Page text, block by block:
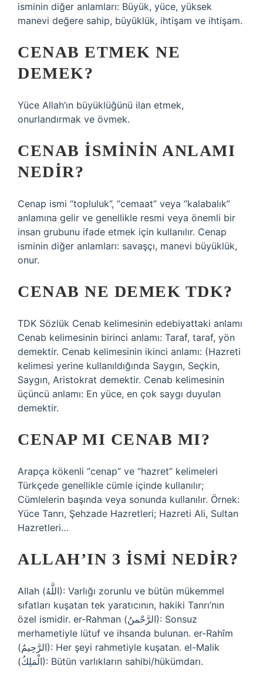
isminin diğer anlamları: Büyük, yüce, yüksek
manevi değere sahip, büyüklük, ihtişam ve ihtişam.
CENAB ETMEK NE
DEMEK?
Yüce Allah’ın büyüklüğünü ilan etmek,
onurlandırmak ve övmek.
CENAB ISMININ ANLAMI
NEDIR?
Cenap ismi “topluluk”, “cemaat” veya “kalabalık”
anlamına gelir ve genellikle resmi veya önemli bir
insan grubunu ifade etmek için kullanılır. Cenap
isminin diğer anlamları: savaşçı, manevi büyüklük,
onur.
CENAB NE DEMEK TDK?
TDK Sözlük Cenab kelimesinin edebiyattaki anlamı
Cenab kelimesinin birinci anlamı: Taraf, taraf, yön
demektir. Cenab kelimesinin ikinci anlamı: (Hazreti
kelimesi yerine kullanıldığında Saygın, Seçkin,
Saygın, Aristokrat demektir. Cenab kelimesinin
üçüncü anlamı: En yüce, en çok saygı duyulan
demektir.
CENAP MI CENAB MI?
Arapça kökenli “cenap” ve “hazret” kelimeleri
Türkçede genellikle cümle içinde kullanılır;
Cümlelerin başında veya sonunda kullanılır. Örnek:
Yüce Tanrı, Şehzade Hazretleri; Hazreti Ali, Sultan
Hazretleri…
ALLAH’IN 3 ISMI NEDIR?
Allah (اللَّهُ): Varlığı zorunlu ve bütün mükemmel
sıfatları kuşatan tek yaratıcının, hakiki Tanrı’nın
özel ismidir. er-Rahman (الرَّحْمنُ): Sonsuz
merhametiyle lütuf ve ihsanda bulunan. er-Rahîm
(الرَّحِيمُ): Her şeyi rahmetiyle kuşatan. el-Malik
(الْمَلِكُ): Bütün varlıkların sahibi/hükümdarı.